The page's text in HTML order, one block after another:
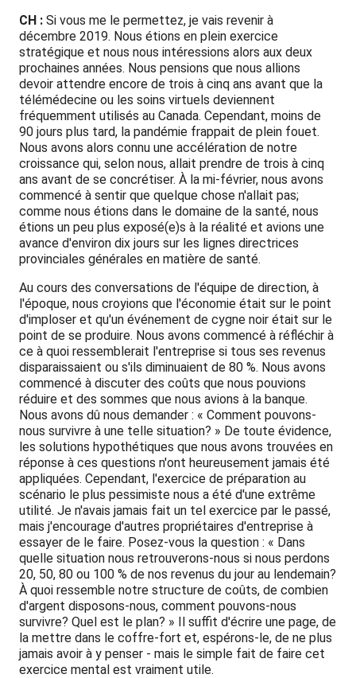
CH : Si vous me le permettez, je vais revenir à
décembre 2019. Nous étions en plein exercice
stratégique et nous nous intéressions alors aux deux
prochaines années. Nous pensions que nous allions
devoir attendre encore de trois à cinq ans avant que la
télémédecine ou les soins virtuels deviennent
fréquemment utilisés au Canada. Cependant, moins de
90 jours plus tard, la pandémie frappait de plein fouet.
Nous avons alors connu une accélération de notre
croissance qui, selon nous, allait prendre de trois à cinq
ans avant de se concrétiser. À la mi-février, nous avons
commencé à sentir que quelque chose n'allait pas;
comme nous étions dans le domaine de la santé, nous
étions un peu plus exposé(e)s à la réalité et avions une
avance d'environ dix jours sur les lignes directrices
provinciales générales en matière de santé.
Au cours des conversations de l'équipe de direction, à
l'époque, nous croyions que l'économie était sur le point
d'imploser et qu'un événement de cygne noir était sur le
point de se produire. Nous avons commencé à réfléchir à
ce à quoi ressemblerait l'entreprise si tous ses revenus
disparaissaient ou s'ils diminuaient de 80 %. Nous avons
commencé à discuter des coûts que nous pouvions
réduire et des sommes que nous avions à la banque.
Nous avons dû nous demander : « Comment pouvons-
nous survivre à une telle situation? » De toute évidence,
les solutions hypothétiques que nous avons trouvées en
réponse à ces questions n'ont heureusement jamais été
appliquées. Cependant, l'exercice de préparation au
scénario le plus pessimiste nous a été d'une extrême
utilité. Je n'avais jamais fait un tel exercice par le passé,
mais j'encourage d'autres propriétaires d'entreprise à
essayer de le faire. Posez-vous la question : « Dans
quelle situation nous retrouverons-nous si nous perdons
20, 50, 80 ou 100 % de nos revenus du jour au lendemain?
À quoi ressemble notre structure de coûts, de combien
d'argent disposons-nous, comment pouvons-nous
survivre? Quel est le plan? » Il suffit d'écrire une page, de
la mettre dans le coffre-fort et, espérons-le, de ne plus
jamais avoir à y penser - mais le simple fait de faire cet
exercice mental est vraiment utile.